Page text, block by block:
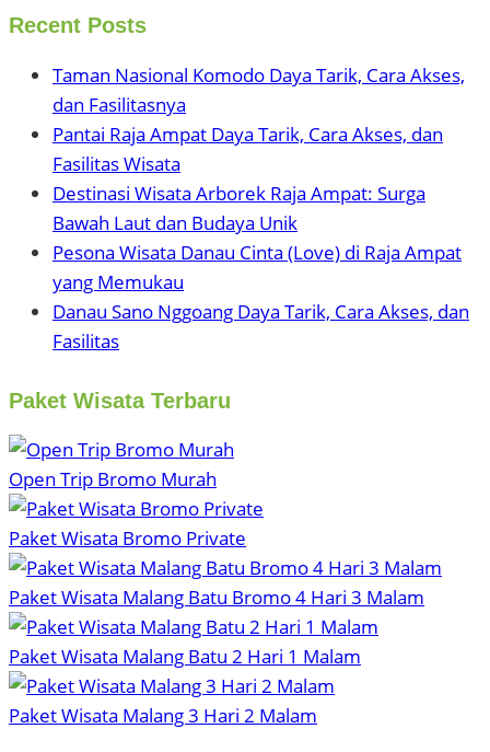
Recent Posts
Taman Nasional Komodo Daya Tarik, Cara Akses,
dan Fasilitasnya
Pantai Raja Ampat Daya Tarik, Cara Akses, dan
Fasilitas Wisata
Destinasi Wisata Arborek Raja Ampat: Surga
Bawah Laut dan Budaya Unik
Pesona Wisata Danau Cinta (Love) di Raja Ampat
yang Memukau
Danau Sano Nggoang Daya Tarik, Cara Akses, dan
Fasilitas
Paket Wisata Terbaru
Open Trip Bromo Murah
Paket Wisata Bromo Private
Paket Wisata Malang Batu Bromo 4 Hari 3 Malam
Paket Wisata Malang Batu 2 Hari 1 Malam
Paket Wisata Malang 3 Hari 2 Malam